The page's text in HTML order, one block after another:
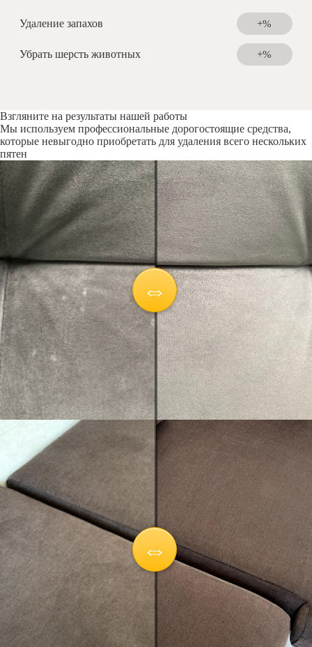
Удаление запахов +%
Убрать шерсть животных +%
Взгляните на результаты нашей работы
Мы используем профессиональные дорогостоящие средства,
которые невыгодно приобретать для удаления всего нескольких
пятен